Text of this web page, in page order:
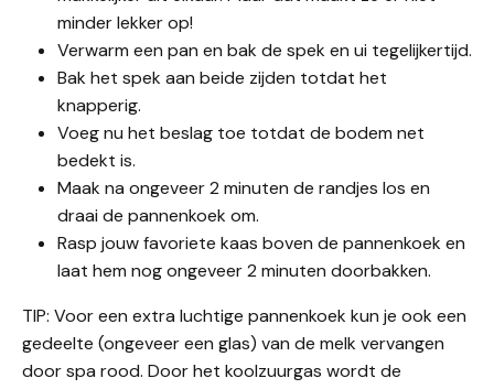
minder lekker op!
Verwarm een pan en bak de spek en ui tegelijkertijd.
Bak het spek aan beide zijden totdat het
knapperig.
Voeg nu het beslag toe totdat de bodem net
bedekt is.
Maak na ongeveer 2 minuten de randjes los en
draai de pannenkoek om.
Rasp jouw favoriete kaas boven de pannenkoek en
laat hem nog ongeveer 2 minuten doorbakken.
TIP: Voor een extra luchtige pannenkoek kun je ook een
gedeelte (ongeveer een glas) van de melk vervangen
door spa rood. Door het koolzuurgas wordt de